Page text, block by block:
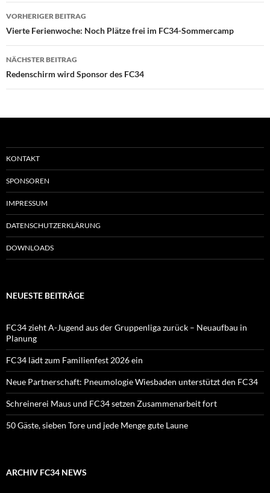
Beitragsnavigation
VORHERIGER BEITRAG
Vierte Ferienwoche: Noch Plätze frei im FC34-Sommercamp
NÄCHSTER BEITRAG
Redenschirm wird Sponsor des FC34
KONTAKT
SPONSOREN
IMPRESSUM
DATENSCHUTZERKLÄRUNG
DOWNLOADS
NEUESTE BEITRÄGE
FC34 zieht A-Jugend aus der Gruppenliga zurück – Neuaufbau in
Planung
FC34 lädt zum Familienfest 2026 ein
Neue Partnerschaft: Pneumologie Wiesbaden unterstützt den FC34
Schreinerei Maus und FC34 setzen Zusammenarbeit fort
50 Gäste, sieben Tore und jede Menge gute Laune
ARCHIV FC34 NEWS